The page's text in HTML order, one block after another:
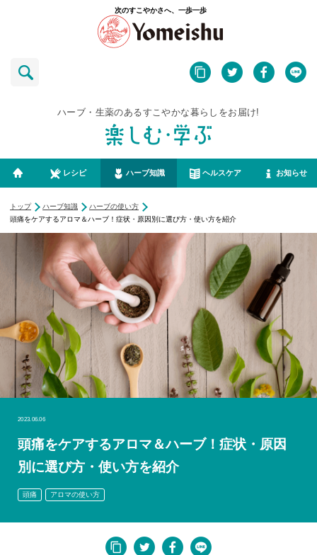
次のすこやかさへ、一歩一歩
ハーブ・生薬のあるすこやかな暮らしをお届け!
レシピ ハーブ知識 ヘルスケア お知らせ
トップ ハーブ知識
ハーブの使い方
頭痛をケアするアロマ＆ハーブ！症状・原因別に選び方・使い方を紹介
2023.06.06
頭痛をケアするアロマ＆ハーブ！症状・原因
別に選び方・使い方を紹介
頭痛 アロマの使い方